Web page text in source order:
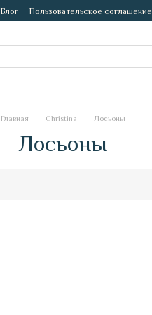
Блог Пользовательское соглашение
Главная Christina Лосьоны
Лосьоны